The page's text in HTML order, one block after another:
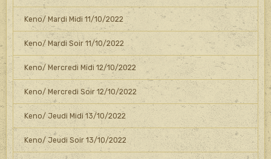
Keno/ Mardi Midi 11/10/2022
Keno/ Mardi Soir 11/10/2022
Keno/ Mercredi Midi 12/10/2022
Keno/ Mercredi Soir 12/10/2022
Keno/ Jeudi Midi 13/10/2022
Keno/ Jeudi Soir 13/10/2022